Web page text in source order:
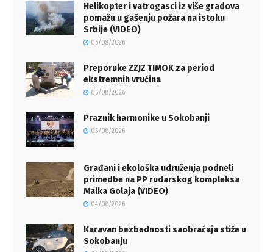
Helikopter i vatrogasci iz više gradova
pomažu u gašenju požara na istoku
Srbije (VIDEO)
05/08/2026
Preporuke ZZJZ TIMOK za period
ekstremnih vrućina
05/08/2026
Praznik harmonike u Sokobanji
05/08/2026
Građani i ekološka udruženja podneli
primedbe na PP rudarskog kompleksa
Malka Golaja (VIDEO)
04/08/2026
Karavan bezbednosti saobraćaja stiže u
Sokobanju